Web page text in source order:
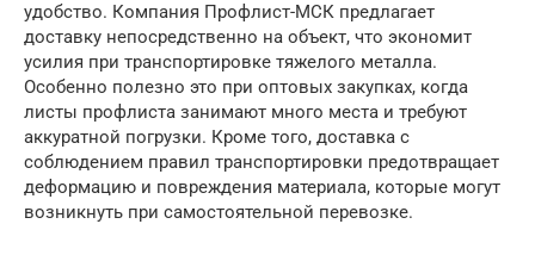
удобство. Компания Профлист-МСК предлагает
доставку непосредственно на объект, что экономит
усилия при транспортировке тяжелого металла.
Особенно полезно это при оптовых закупках, когда
листы профлиста занимают много места и требуют
аккуратной погрузки. Кроме того, доставка с
соблюдением правил транспортировки предотвращает
деформацию и повреждения материала, которые могут
возникнуть при самостоятельной перевозке.